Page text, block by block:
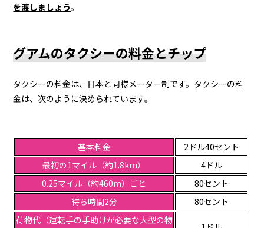
を渡しましょう。
グアムのタクシーの料金とチップ
タクシーの料金は、日本と同様メーター制です。タクシーの料
金は、次のように決められています。
基本料金
2ドル40セント
最初の1マイル（約1.8km）
4ドル
0.25マイル（約460m）ごと
80セント
待ち時間2分
80セント
荷物代（運転手の手助けが必要な大型の物